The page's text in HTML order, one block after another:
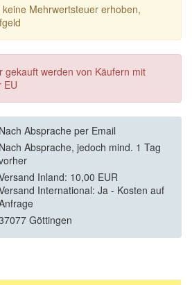
Mehrwertsteuer erhoben,
gekauft werden von Käufern mit
EU
Nach Absprache per Email
Nach Absprache, jedoch mind. 1 Tag
Inland: 10,00 EUR
International: Ja - Kosten auf
Göttingen